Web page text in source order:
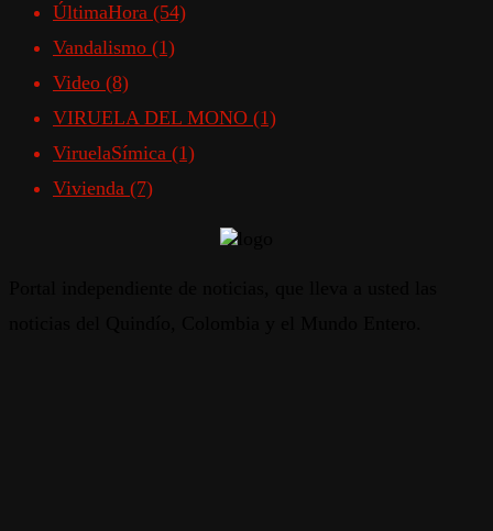
ÚltimaHora (54)
Vandalismo (1)
Video (8)
VIRUELA DEL MONO (1)
ViruelaSímica (1)
Vivienda (7)